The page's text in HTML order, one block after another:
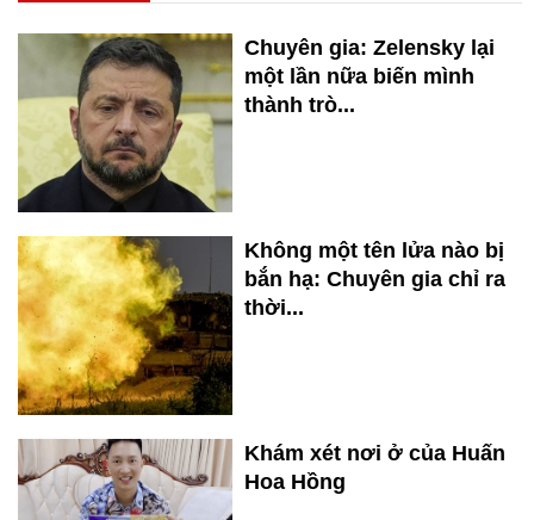
Chuyên gia: Zelensky lại
một lần nữa biến mình
thành trò...
Không một tên lửa nào bị
bắn hạ: Chuyên gia chỉ ra
thời...
Khám xét nơi ở của Huấn
Hoa Hồng